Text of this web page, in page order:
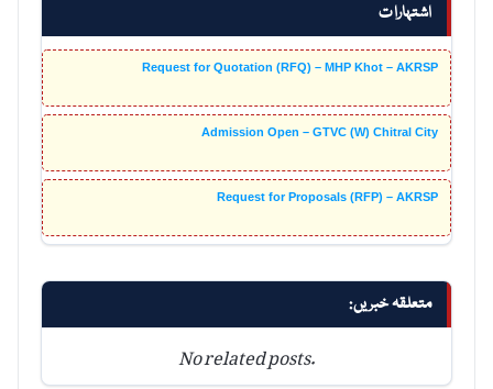
اشتہارات
Request for Quotation (RFQ) – MHP Khot – AKRSP
Admission Open – GTVC (W) Chitral City
Request for Proposals (RFP) – AKRSP
متعلقہ خبریں:
No related posts.